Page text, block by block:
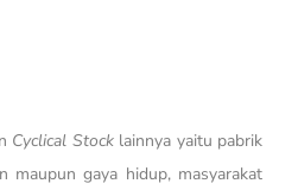
Cyclical Stocklainnya yaitu pabrik
maupun gaya hidup, masyarakat